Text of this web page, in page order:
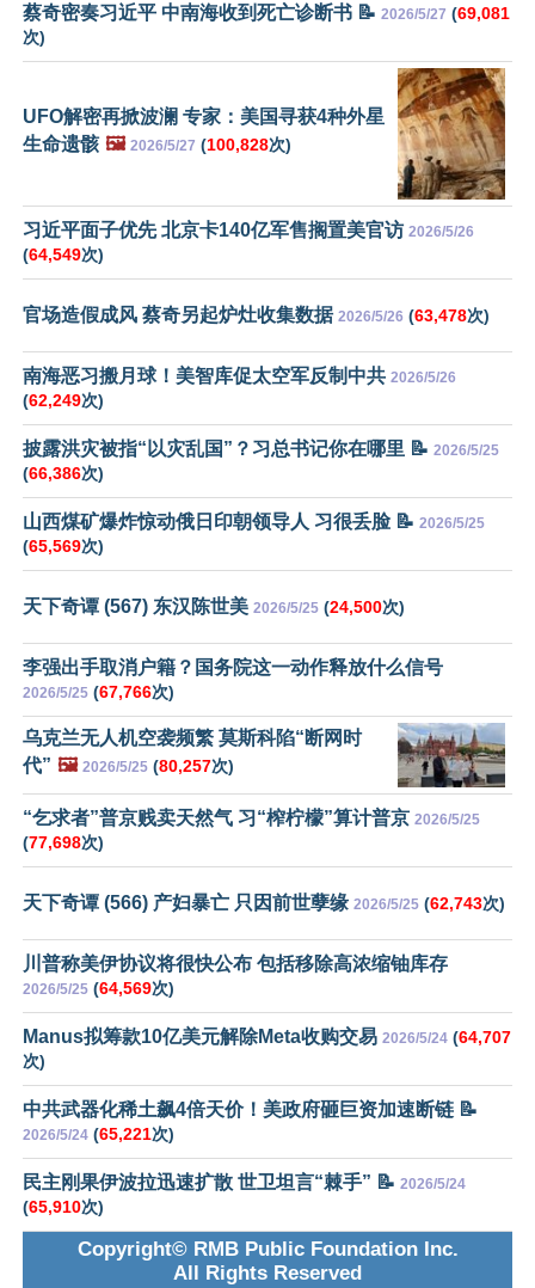
蔡奇密奏习近平 中南海收到死亡诊断书 📝 2026/5/27 (69,081
次)
UFO解密再掀波澜 专家：美国寻获4种外星
生命遗骸 🖼️ 2026/5/27 (100,828次)
习近平面子优先 北京卡140亿军售搁置美官访 2026/5/26
(64,549次)
官场造假成风 蔡奇另起炉灶收集数据 2026/5/26 (63,478次)
南海恶习搬月球！美智库促太空军反制中共 2026/5/26
(62,249次)
披露洪灾被指“以灾乱国”？习总书记你在哪里 📝 2026/5/25
(66,386次)
山西煤矿爆炸惊动俄日印朝领导人 习很丢脸 📝 2026/5/25
(65,569次)
天下奇谭 (567) 东汉陈世美 2026/5/25 (24,500次)
李强出手取消户籍？国务院这一动作释放什么信号
2026/5/25 (67,766次)
乌克兰无人机空袭频繁 莫斯科陷“断网时
代” 🖼️ 2026/5/25 (80,257次)
“乞求者”普京贱卖天然气 习“榨柠檬”算计普京 2026/5/25
(77,698次)
天下奇谭 (566) 产妇暴亡 只因前世孽缘 2026/5/25 (62,743次)
川普称美伊协议将很快公布 包括移除高浓缩铀库存
2026/5/25 (64,569次)
Manus拟筹款10亿美元解除Meta收购交易 2026/5/24 (64,707
次)
中共武器化稀土飙4倍天价！美政府砸巨资加速断链 📝
2026/5/24 (65,221次)
民主刚果伊波拉迅速扩散 世卫坦言“棘手” 📝 2026/5/24
(65,910次)
Copyright© RMB Public Foundation Inc.
All Rights Reserved